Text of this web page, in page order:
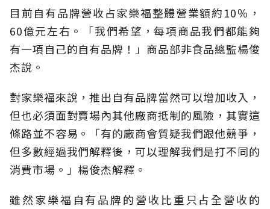
目前自有品牌營收占家樂福整體營業額約10％，
60億元左右。「我們希望，每項商品我們都能夠
有一項自己的自有品牌！」商品部非食品總監楊俊
杰說。
對家樂福來說，推出自有品牌當然可以增加收入，
但也必須面對賣場內其他廠商抵制的風險，其實這
條路並不容易。「有的廠商會質疑我們跟他競爭，
但多數經過我們解釋後，可以理解我們是打不同的
消費市場。」楊俊杰解釋。
雖然家樂福自有品牌的營收比重只占全營收的